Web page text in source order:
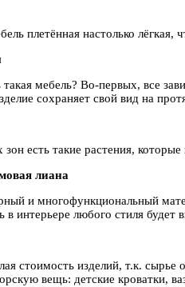
плетённая настолько
мебель? Во-первых, все
сохраняет свой вид на
есть такие растения,
лиана
и многофункциональный
в интерьере любого стиля будет
стоимость изделий, т.к. сырье
вещь: детские кроватки,